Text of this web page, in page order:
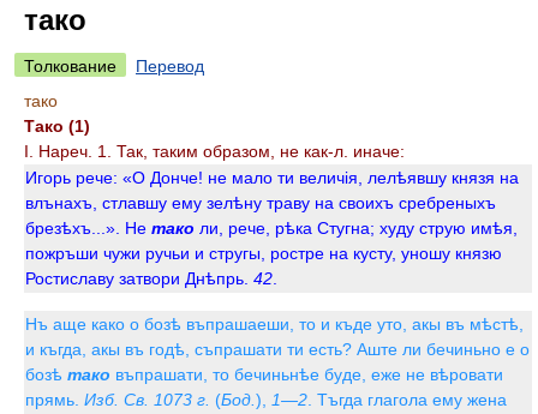
тако
Толкование
Перевод
тако
Тако (1)
I. Нареч. 1. Так, таким образом, не как-л. иначе:
Игорь рече: «О Донче! не мало ти величія, лелѣявшу князя на
влънахъ, стлавшу ему зелѣну траву на своихъ сребреныхъ
брезѣхъ...». Не тако ли, рече, рѣка Стугна; худу струю имѣя,
пожръши чужи ручьи и стругы, ростре на кусту, уношу князю
Ростиславу затвори Днѣпрь. 42
Нъ аще како о бозѣ въпрашаеши, то и къде уто, акы въ мѣстѣ,
и къгда, акы въ годѣ, съпрашати ти есть? Аште ли бечиньно е о
бозѣ тако въпрашати, то бечиньнѣе буде, еже не вѣровати
прямь. Изб. Св. 1073 г. (Бод. ), 1—2 . Тъгда глагола ему жена